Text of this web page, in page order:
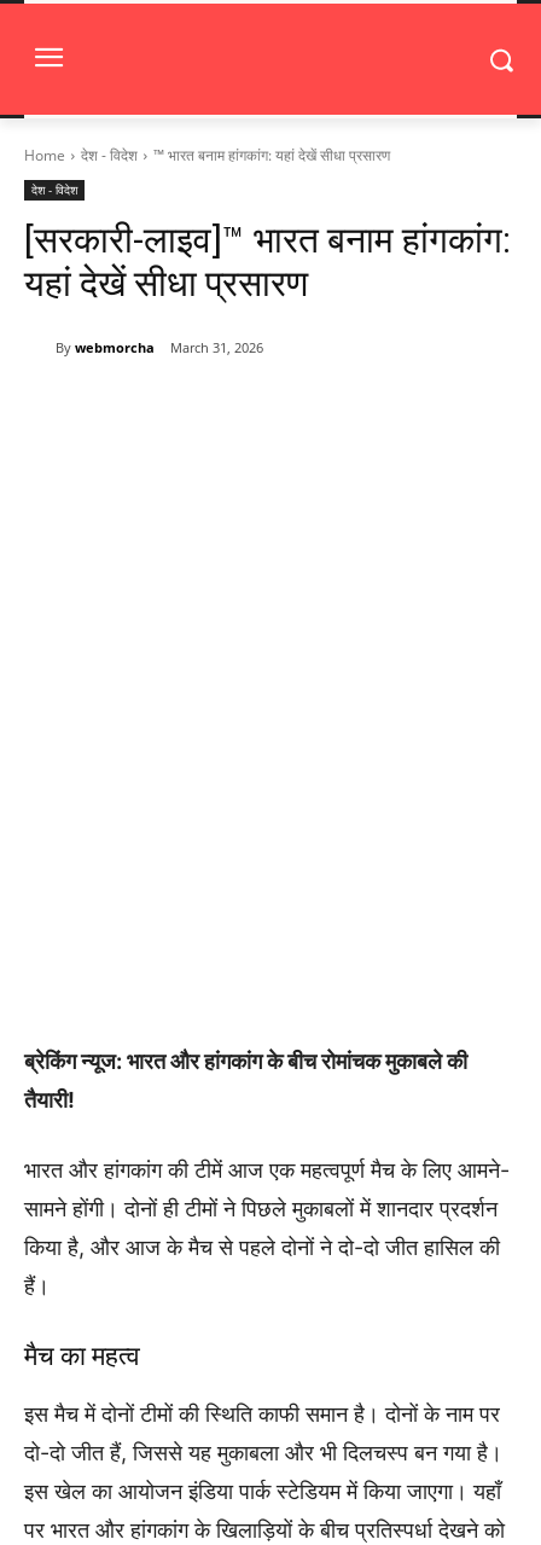
Home देश - विदेश ™ भारत बनाम हांगकांग: यहां देखें सीधा प्रसारण
देश - विदेश
[सरकारी-लाइव]™ भारत बनाम हांगकांग:
यहां देखें सीधा प्रसारण
By webmorcha March 31, 2026
ब्रेकिंग न्यूज: भारत और हांगकांग के बीच रोमांचक मुकाबले की
तैयारी!
भारत और हांगकांग की टीमें आज एक महत्वपूर्ण मैच के लिए आमने-
सामने होंगी। दोनों ही टीमों ने पिछले मुकाबलों में शानदार प्रदर्शन
किया है, और आज के मैच से पहले दोनों ने दो-दो जीत हासिल की
हैं।
मैच का महत्व
इस मैच में दोनों टीमों की स्थिति काफी समान है। दोनों के नाम पर
दो-दो जीत हैं, जिससे यह मुकाबला और भी दिलचस्प बन गया है।
इस खेल का आयोजन इंडिया पार्क स्टेडियम में किया जाएगा। यहाँ
पर भारत और हांगकांग के खिलाड़ियों के बीच प्रतिस्पर्धा देखने को